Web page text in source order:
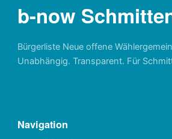
b-now
Bürgerliste Neue offene
Unabhängig. Transparent. Für
Navigation